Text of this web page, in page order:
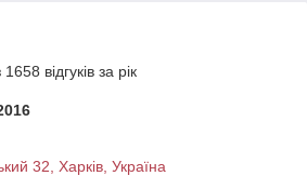
відгуків за рік
32, Харків, Україна